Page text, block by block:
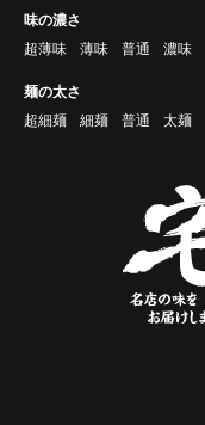
味の濃さ
超薄味
薄味 普通 濃味
麺の太さ
超細麺
細麺 普通 太麺